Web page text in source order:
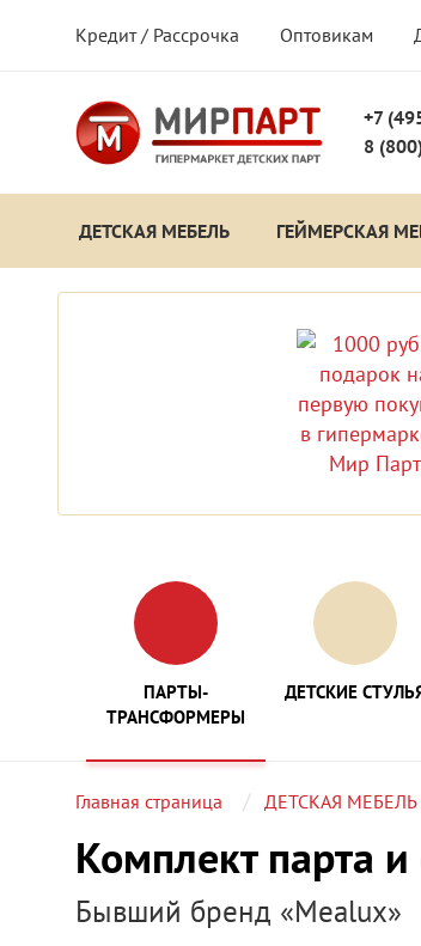
Кредит / Рассрочка Оптовикам
+7
8
ДЕТСКАЯ МЕБЕЛЬ ГЕЙМЕРСКАЯ
ПАРТЫ-
ТРАНСФОРМЕРЫ
ДЕТСКИЕ
Главная страница ДЕТСКАЯ МЕБЕЛЬ
Комплект парта
Бывший бренд «Mealux»